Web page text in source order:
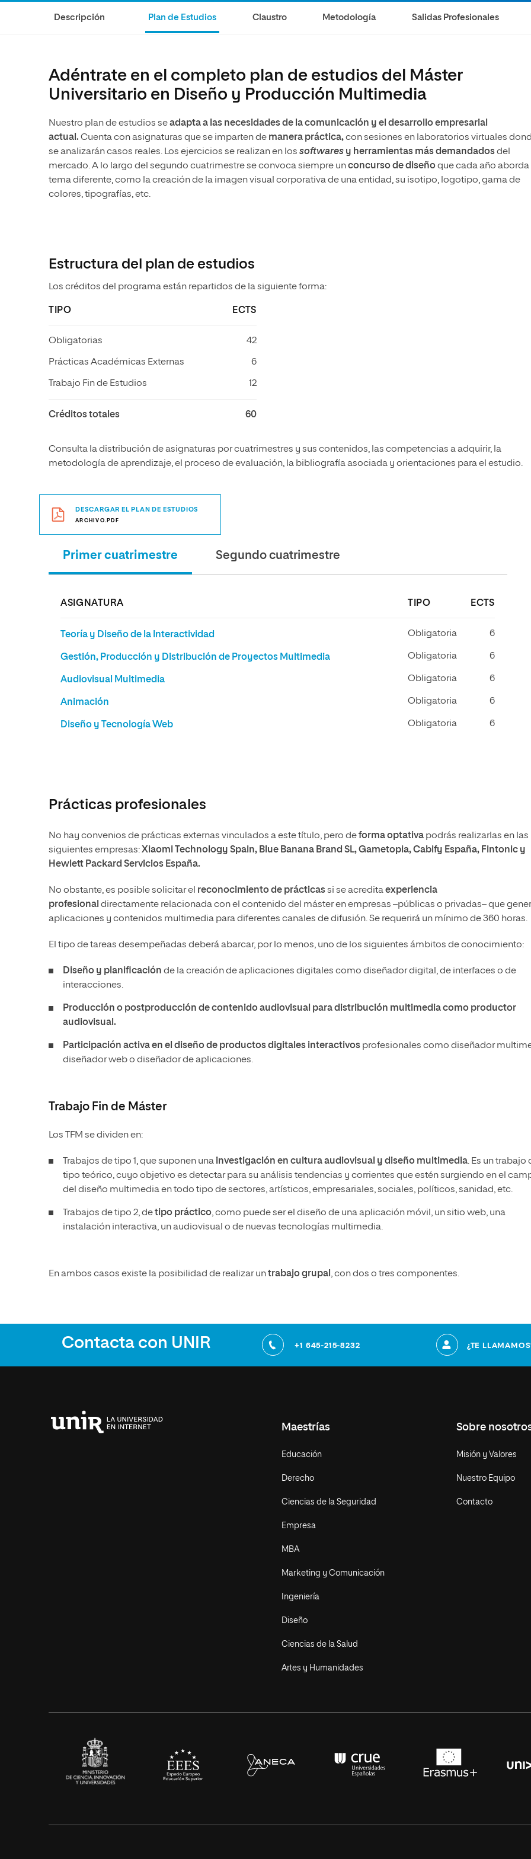
Música
Descripción Plan de Estudios Claustro Metodología Salidas Profesionales
Adéntrate en el completo plan de estudios del Máster
Universitario en Diseño y Producción Multimedia
Nuestro plan de estudios seadapta a las necesidades de la comunicación y el desarrollo empresarial
actual. Cuenta con asignaturas que se imparten de manera práctica,con sesiones en laboratorios virtuales
se analizarán casos reales. Los ejercicios se realizan en los softwares y herramientas más demandadosdel
mercado. A lo largo del segundo cuatrimestre se convoca siempre unconcurso de diseñoque cada año aborda
tema diferente, como la creación de la imagen visual corporativa de una entidad, su isotipo, logotipo, gama de
colores, tipografías, etc.
Estructura del plan de estudios
Los créditos del programa están repartidos de la siguiente forma:
TIPO ECTS
Obligatorias 42
Prácticas Académicas Externas 6
Trabajo Fin de Estudios 12
Créditos totales 60
Consulta la distribución de asignaturas por cuatrimestres y sus contenidos, las competencias a adquirir, la
metodología de aprendizaje, el proceso de evaluación, la bibliografía asociada y orientaciones para el estudio.
DESCARGAR EL PLAN DE ESTUDIOS
ARCHIVO.PDF
Primer cuatrimestre Segundo cuatrimestre
ASIGNATURA TIPO ECTS
Teoría y Diseño de la Interactividad Obligatoria 6
Gestión, Producción y Distribución de Proyectos Multimedia Obligatoria 6
Audiovisual Multimedia Obligatoria 6
Animación Obligatoria 6
Diseño y Tecnología Web Obligatoria 6
Prácticas profesionales
No hay convenios de prácticas externas vinculados a este título, pero deforma optativa podrás realizarlas en las
siguientes empresas:Xiaomi Technology Spain, Blue Banana Brand SL, Gametopia, Cabify España, Fintonic y
Hewlett Packard Servicios España.
No obstante, es posible solicitar el reconocimiento de prácticassi se acreditaexperiencia
profesional directamente relacionada con el contenido del máster en empresas –públicas o privadas– que
aplicaciones y contenidos multimedia para diferentes canales de difusión. Se requerirá un mínimo de 360 horas.
El tipo de tareas desempeñadas deberá abarcar, por lo menos, uno de los siguientes ámbitos de conocimiento:
Diseño y planificación de la creación de aplicaciones digitales como diseñador digital, de interfaces o de
interacciones.
Producción o postproducción de contenido audiovisual para distribución multimedia como productor
audiovisual.
Participación activa en el diseño de productos digitales interactivos profesionales como diseñador
diseñador web o diseñador de aplicaciones.
Trabajo Fin de Máster
Los TFM se dividen en:
Trabajos de tipo 1, que suponen una investigación en cultura audiovisual y diseño multimedia. Es un trabajo
tipo teórico, cuyo objetivo es detectar para su análisis tendencias y corrientes que estén surgiendo en el
del diseño multimedia en todo tipo de sectores, artísticos, empresariales, sociales, políticos, sanidad, etc.
Trabajos de tipo 2, detipo práctico, como puede ser el diseño de una aplicación móvil, un sitio web, una
instalación interactiva, un audiovisual o de nuevas tecnologías multimedia.
En ambos casos existe la posibilidad de realizar untrabajo grupal , con dos o tres componentes.
Contacta con UNIR +1 645-215-8232 ¿TE
Maestrías
Educación
Derecho
Ciencias de la Seguridad
Empresa
MBA
Marketing y Comunicación
Ingeniería
Diseño
Ciencias de la Salud
Artes y Humanidades
Sobre
Misión y Valores
Nuestro Equipo
Contacto